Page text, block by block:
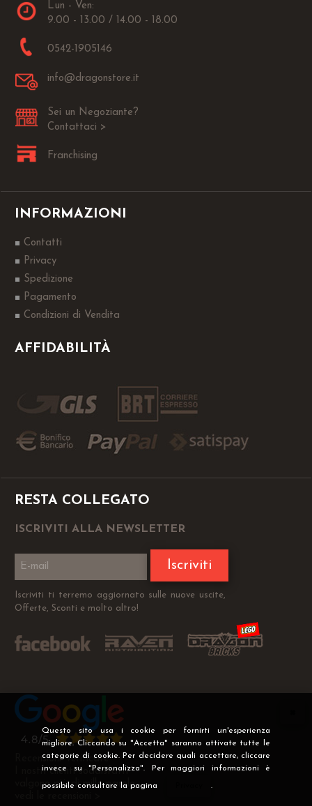
Questo sito usa i cookie per fornirti un'esperienza
migliore. Cliccando su "Accetta" saranno attivate tutte le
categorie di cookie. Per decidere quali accettare, cliccare
invece su "Personalizza". Per maggiori informazioni è
possibile consultare la pagina .
Lun - Ven:
9.00 - 13.00 / 14.00 - 18.00
0542-1905146
info@dragonstore.it
Sei un Negoziante?
Contattaci >
Franchising
INFORMAZIONI
Contatti
Privacy
Spedizione
Pagamento
Condizioni di Vendita
AFFIDABILITÀ
RESTA COLLEGATO
ISCRIVITI ALLA NEWSLETTER
Iscriviti
Iscriviti ti terremo aggiornato sulle nuove uscite,
Offerte, Sconti e molto altro!
Recensioni Verificate
I nostri clienti soddisfatti
valgono più di mille parole